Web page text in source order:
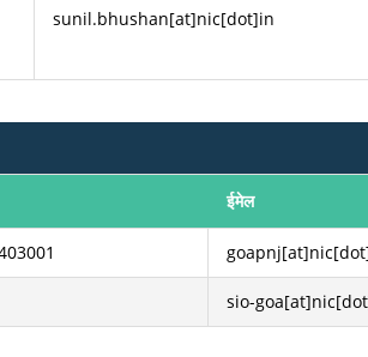
sunil.bhushan[at]nic[dot]in
ईमेल
sio-